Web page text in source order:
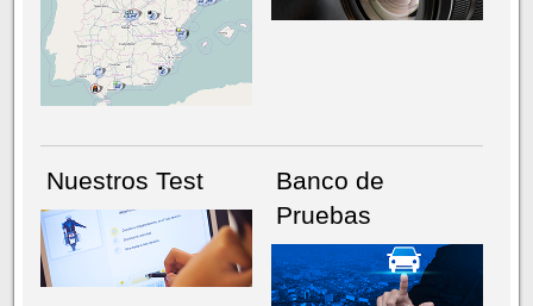
NÚMERO ACTUALHEMEROTECA
Nuestros Test
Banco de
Pruebas